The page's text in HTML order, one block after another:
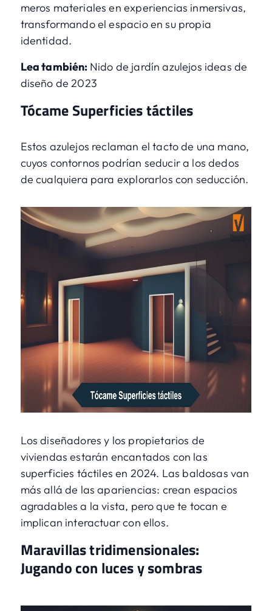
meros materiales en experiencias inmersivas,
transformando el espacio en su propia
identidad.
Lea también: Nido de jardín azulejos ideas de
diseño de 2023
Tócame Superficies táctiles
Estos azulejos reclaman el tacto de una mano,
cuyos contornos podrían seducir a los dedos
de cualquiera para explorarlos con seducción.
Los diseñadores y los propietarios de
viviendas estarán encantados con las
superficies táctiles en 2024. Las baldosas van
más allá de las apariencias: crean espacios
agradables a la vista, pero que te tocan e
implican interactuar con ellos.
Maravillas tridimensionales:
Jugando con luces y sombras